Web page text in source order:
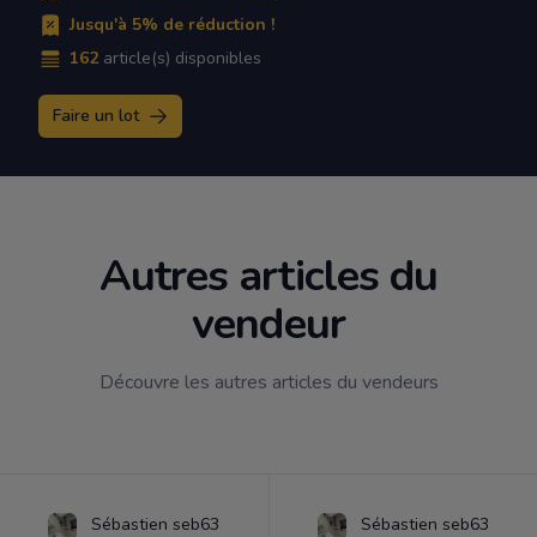
Jusqu'à 5% de réduction !
162 article(s) disponibles
Faire un lot
Autres articles du
vendeur
Découvre les autres articles du vendeurs
Sébastien seb63 Sébastien seb63